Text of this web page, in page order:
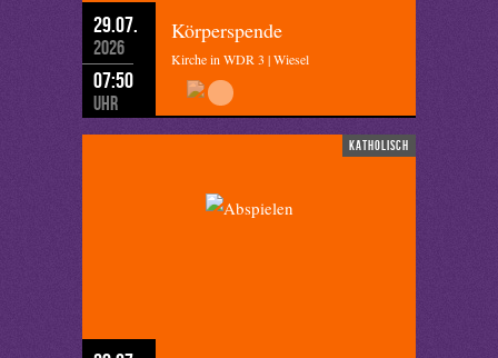
29.07.
2026
07:50
Uhr
Körperspende
Kirche in WDR 3 | Wiesel
katholisch